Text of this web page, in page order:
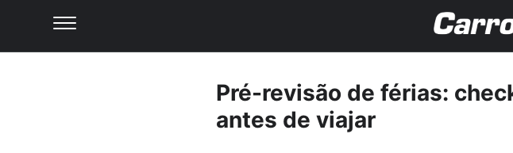
Pré-revisão de férias:
antes de viajar